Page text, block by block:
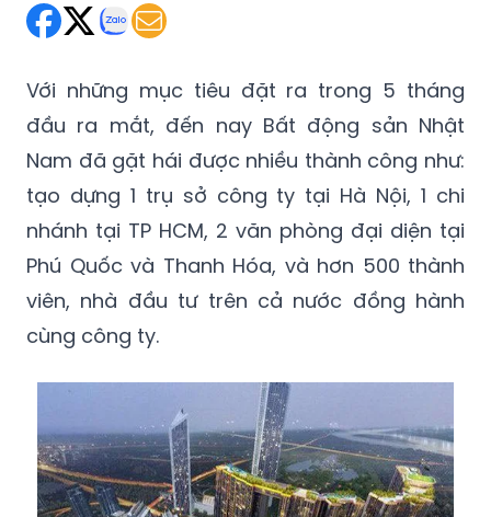
Với những mục tiêu đặt ra trong 5 tháng
đầu ra mắt, đến nay Bất động sản Nhật
Nam đã gặt hái được nhiều thành công như:
tạo dựng 1 trụ sở công ty tại Hà Nội, 1 chi
nhánh tại TP HCM, 2 văn phòng đại diện tại
Phú Quốc và Thanh Hóa, và hơn 500 thành
viên, nhà đầu tư trên cả nước đồng hành
cùng công ty.